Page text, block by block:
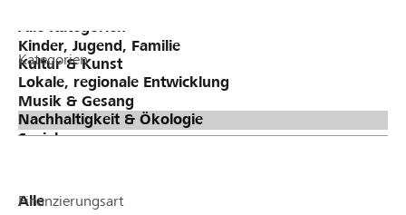
Kategorien
Finanzierungsart